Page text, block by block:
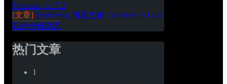
Premium_v1.7.2
[文章] WordPress 博客主题 CoreNext_v1.6.6
Ta的全部动态
热门文章
1